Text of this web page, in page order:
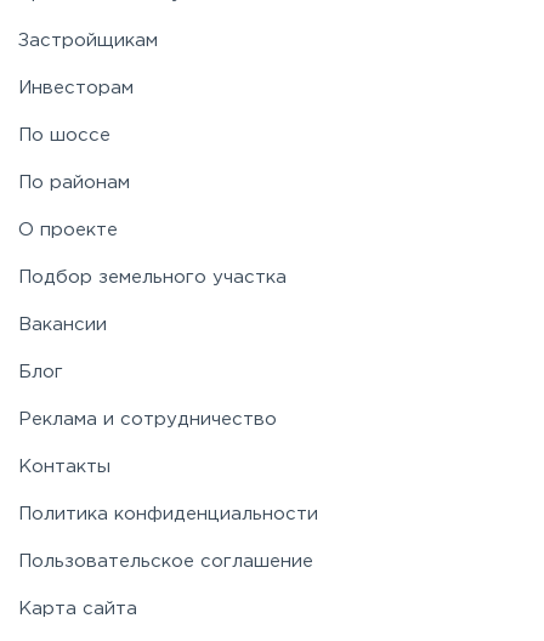
Рогачёвское
Таракановское
Щелковское
Застройщикам
Инвесторам
По шоссе
По районам
О проекте
Подбор земельного участка
Вакансии
Блог
Реклама и сотрудничество
Контакты
Политика конфиденциальности
Пользовательское соглашение
Карта сайта